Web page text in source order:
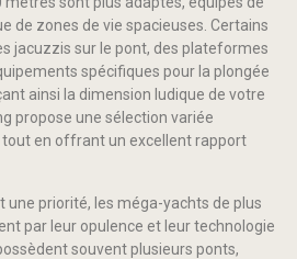
de zones de vie spacieuses. Certains
jacuzzis sur le pont, des plateformes
spécifiques pour la plongée
ainsi la dimension ludique de votre
propose une sélection variée
en offrant un excellent rapport
une priorité, les méga-yachts de plus
par leur opulence et leur technologie
souvent plusieurs ponts,